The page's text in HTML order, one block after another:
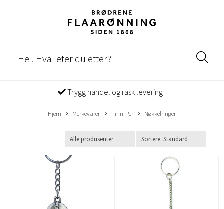
Trygg handel og rask levering
Hjem Merkevarer Tinn-Per Nøkkelringer